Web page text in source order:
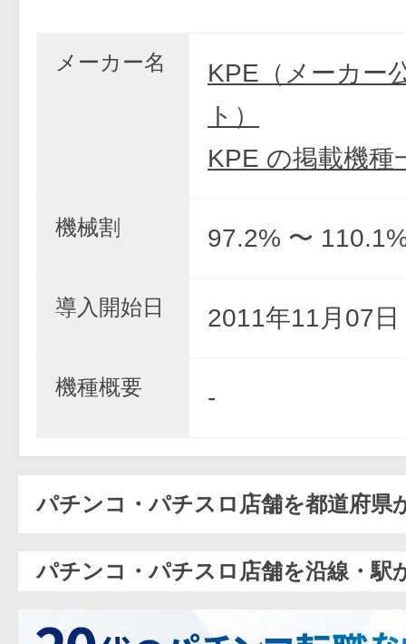
メーカー名
KPE（メーカー
ト）
KPE の掲載機種
機械割 97.2% 〜
導入開始日 2011年11月07日
機種概要 -
パチンコ・パチスロ店舗を都道府県
パチンコ・パチスロ店舗を沿線・駅